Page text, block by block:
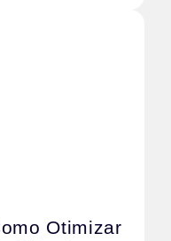
Otimizar